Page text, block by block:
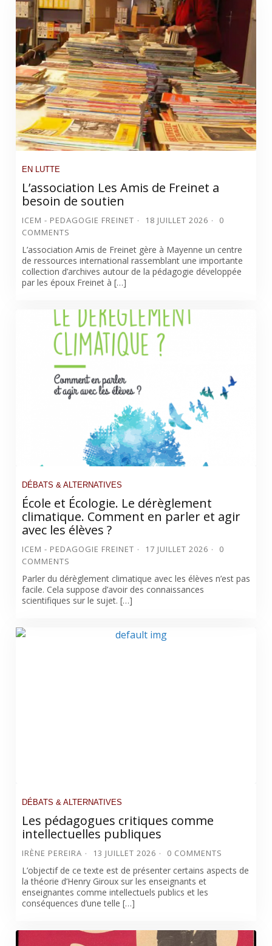
EN LUTTE
L’association Les Amis de Freinet a
besoin de soutien
ICEM - PEDAGOGIE FREINET 18 JUILLET 2026
0
COMMENTS
L’association Amis de Freinet gère à Mayenne un centre
de ressources international rassemblant une importante
collection d’archives autour de la pédagogie développée
par les époux Freinet à […]
DÉBATS & ALTERNATIVES
École et Écologie. Le dérèglement
climatique. Comment en parler et agir
avec les élèves ?
ICEM - PEDAGOGIE FREINET 17 JUILLET 2026
0
COMMENTS
Parler du dérèglement climatique avec les élèves n’est pas
facile. Cela suppose d’avoir des connaissances
scientifiques sur le sujet. […]
DÉBATS & ALTERNATIVES
Les pédagogues critiques comme
intellectuelles publiques
IRÈNE PEREIRA 13 JUILLET 2026 0 COMMENTS
L’objectif de ce texte est de présenter certains aspects de
la théorie d’Henry Giroux sur les enseignants et
enseignantes comme intellectuels publics et les
conséquences d’une telle […]